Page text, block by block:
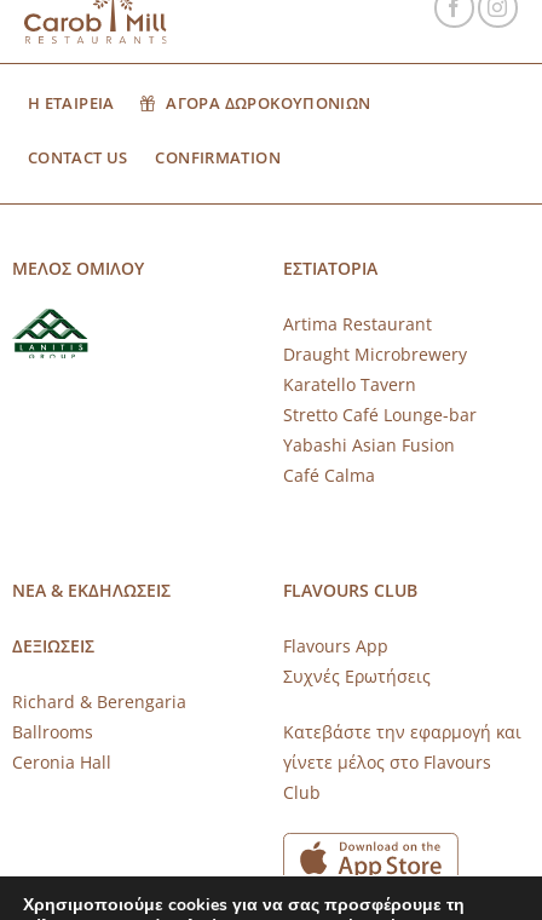
Η ΕΤΑΙΡΕΙΑ ΑΓΟΡΑ ΔΩΡΟΚΟΥΠΟΝΙΩΝ
CONTACT US CONFIRMATION
ΜΕΛΟΣ ΟΜΙΛΟΥ ΕΣΤΙΑΤΟΡΙΑ
Artima Restaurant
Draught Microbrewery
Karatello Tavern
Stretto Café Lounge-bar
Yabashi Asian Fusion
Café Calma
ΝΕΑ & ΕΚΔΗΛΩΣΕΙΣ
ΔΕΞΙΩΣΕΙΣ
Richard & Berengaria
Ballrooms
Ceronia Hall
FLAVOURS CLUB
Flavours App
Συχνές Ερωτήσεις
Κατεβάστε την εφαρμογή και
γίνετε μέλος στο Flavours
Club
Χρησιμοποιούμε cookies για να σας προσφέρουμε τη